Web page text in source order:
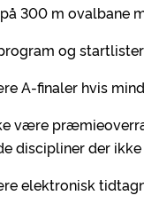
300 m ovalbane
og startlister
A-finaler hvis
være
discipliner der
elektronisk